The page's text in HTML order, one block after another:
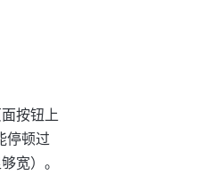
按钮上
停顿过
宽）。